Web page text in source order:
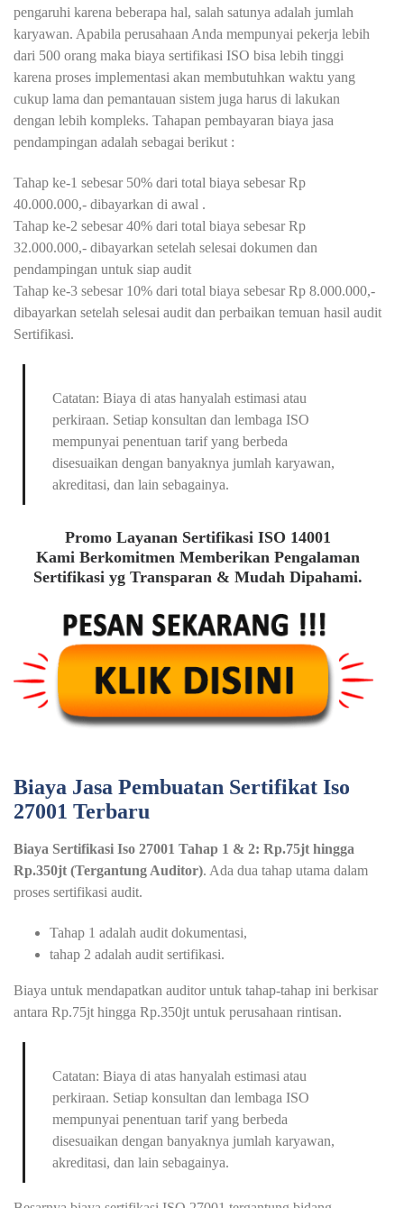
pengaruhi karena beberapa hal, salah satunya adalah jumlah
karyawan. Apabila perusahaan Anda mempunyai pekerja lebih
dari 500 orang maka biaya sertifikasi ISO bisa lebih tinggi
karena proses implementasi akan membutuhkan waktu yang
cukup lama dan pemantauan sistem juga harus di lakukan
dengan lebih kompleks. Tahapan pembayaran biaya jasa
pendampingan adalah sebagai berikut :
Tahap ke-1 sebesar 50% dari total biaya sebesar Rp
40.000.000,- dibayarkan di awal .
Tahap ke-2 sebesar 40% dari total biaya sebesar Rp
32.000.000,- dibayarkan setelah selesai dokumen dan
pendampingan untuk siap audit
Tahap ke-3 sebesar 10% dari total biaya sebesar Rp 8.000.000,-
dibayarkan setelah selesai audit dan perbaikan temuan hasil audit
Sertifikasi.
Catatan: Biaya di atas hanyalah estimasi atau
perkiraan. Setiap konsultan dan lembaga ISO
mempunyai penentuan tarif yang berbeda
disesuaikan dengan banyaknya jumlah karyawan,
akreditasi, dan lain sebagainya.
Promo Layanan Sertifikasi ISO 14001
Kami Berkomitmen Memberikan Pengalaman
Sertifikasi yg Transparan & Mudah Dipahami.
Biaya Jasa Pembuatan Sertifikat Iso
27001 Terbaru
Biaya Sertifikasi Iso 27001 Tahap 1 & 2: Rp.75jt hingga
Rp.350jt (Tergantung Auditor). Ada dua tahap utama dalam
proses sertifikasi audit.
Tahap 1 adalah audit dokumentasi,
tahap 2 adalah audit sertifikasi.
Biaya untuk mendapatkan auditor untuk tahap-tahap ini berkisar
antara Rp.75jt hingga Rp.350jt untuk perusahaan rintisan.
Catatan: Biaya di atas hanyalah estimasi atau
perkiraan. Setiap konsultan dan lembaga ISO
mempunyai penentuan tarif yang berbeda
disesuaikan dengan banyaknya jumlah karyawan,
akreditasi, dan lain sebagainya.